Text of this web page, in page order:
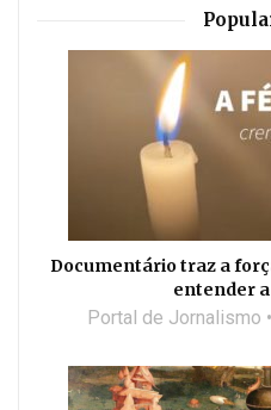
Documentário traz a
entender
Portal de Jornalismo